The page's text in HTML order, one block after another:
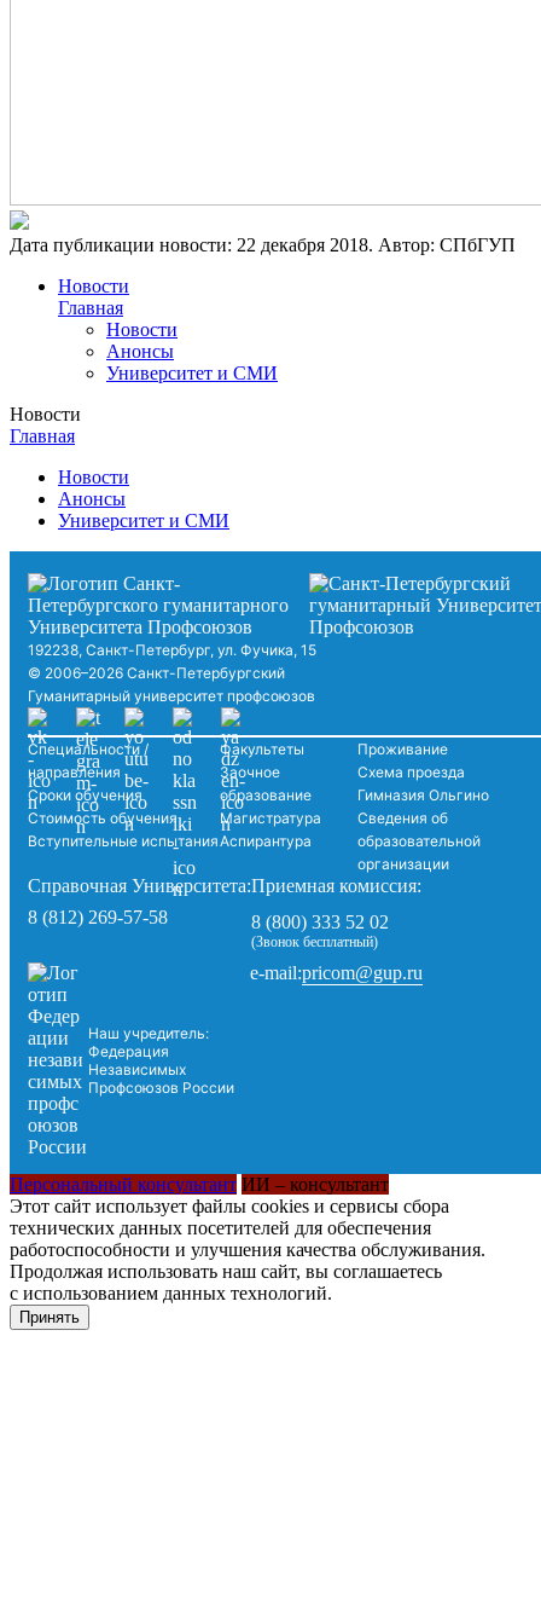
Дата публикации новости: 22 декабря 2018. Автор: СПбГУП
Новости
Главная
Новости
Анонсы
Университет и СМИ
Новости
Главная
Новости
Анонсы
Университет и СМИ
192238, Санкт-Петербург, ул. Фучика, 15
© 2006–2026 Санкт-Петербургский
Гуманитарный университет профсоюзов
Специальности /
направления
Сроки обучения
Стоимость обучения
Вступительные испытания
Факультеты
Заочное
образование
Магистратура
Аспирантура
Проживание
Схема проезда
Гимназия Ольгино
Сведения об
образовательной
организации
Справочная Университета:
8 (812) 269-57-58
Приемная комиссия:
8 (800) 333 52 02
(Звонок бесплатный)
Наш учредитель:
Федерация
Независимых
Профсоюзов России
e-mail:pricom@gup.ru
Персональный консультант ИИ – консультант
Этот сайт использует файлы cookies и сервисы сбора
технических данных посетителей для обеспечения
работоспособности и улучшения качества обслуживания.
Продолжая использовать наш сайт, вы соглашаетесь
с использованием данных технологий.
Принять